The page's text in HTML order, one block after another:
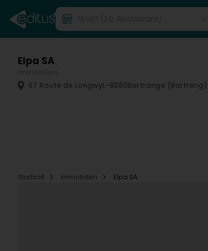
Elpa SA
67 Route de LongwyL-8080Bertrange (Bartreng)
Startsäit
Immobilien Elpa SA